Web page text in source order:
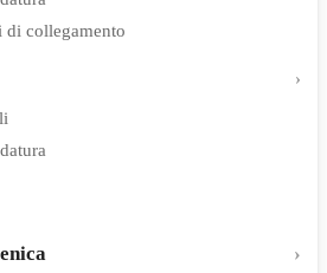
di collegamento